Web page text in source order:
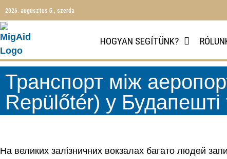
2026. augusztus 5., szerda
HOGYAN SEGÍTÜNK?
Транспорт між
Repülőtér) у
На великих залізничних вокзалах багато людей